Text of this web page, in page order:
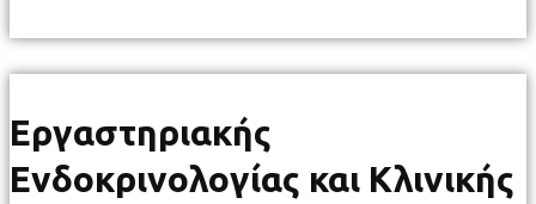
Εργαστηριακής
Ενδοκρινολογίας και Κλινικής